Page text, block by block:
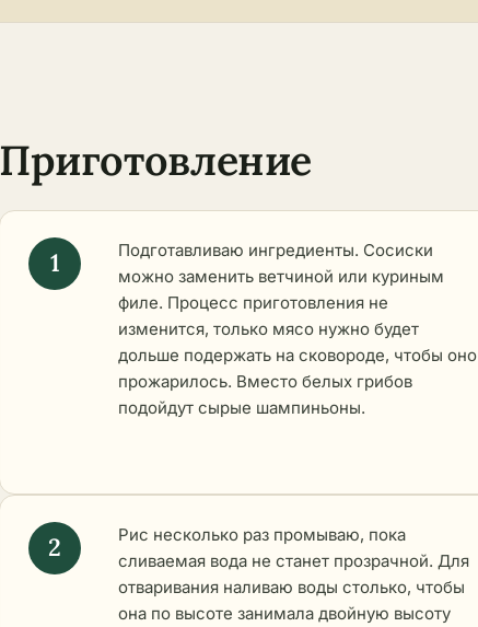
Приготовление
Подготавливаю ингредиенты. Сосиски
можно заменить ветчиной или куриным
филе. Процесс приготовления не
изменится, только мясо нужно будет
дольше подержать на сковороде, чтобы оно
прожарилось. Вместо белых грибов
подойдут сырые шампиньоны.
Рис несколько раз промываю, пока
сливаемая вода не станет прозрачной. Для
отваривания наливаю воды столько, чтобы
она по высоте занимала двойную высоту